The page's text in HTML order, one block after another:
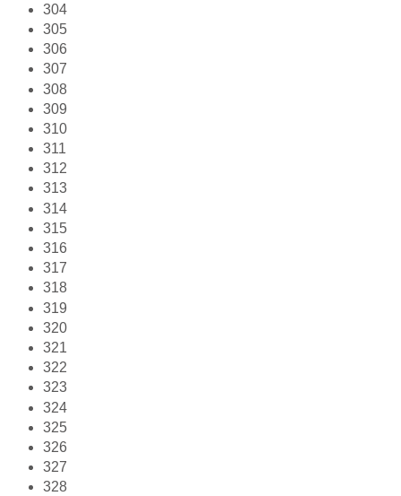
304
305
306
307
308
309
310
311
312
313
314
315
316
317
318
319
320
321
322
323
324
325
326
327
328